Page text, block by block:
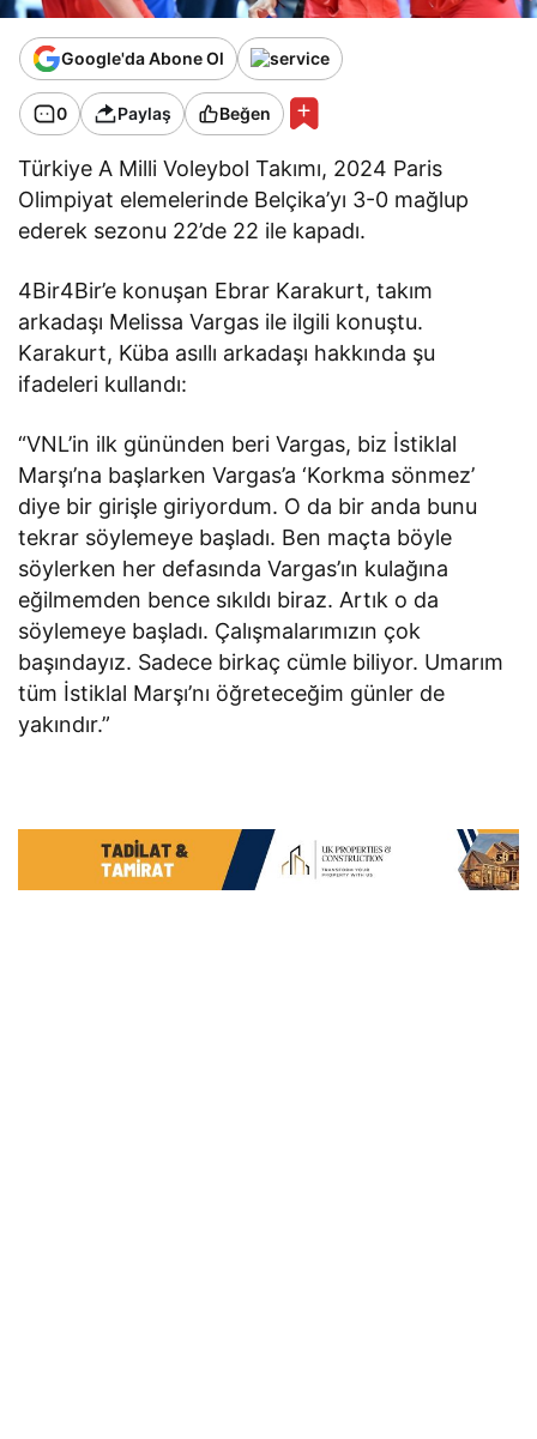
Google'da Abone Ol
0 Paylaş Beğen
Türkiye A Milli Voleybol Takımı, 2024 Paris
Olimpiyat elemelerinde Belçika’yı 3-0 mağlup
ederek sezonu 22’de 22 ile kapadı.
4Bir4Bir’e konuşan Ebrar Karakurt, takım
arkadaşı Melissa Vargas ile ilgili konuştu.
Karakurt, Küba asıllı arkadaşı hakkında şu
ifadeleri kullandı:
“VNL’in ilk gününden beri Vargas, biz İstiklal
Marşı’na başlarken Vargas’a ‘Korkma sönmez’
diye bir girişle giriyordum. O da bir anda bunu
tekrar söylemeye başladı. Ben maçta böyle
söylerken her defasında Vargas’ın kulağına
eğilmemden bence sıkıldı biraz. Artık o da
söylemeye başladı. Çalışmalarımızın çok
başındayız. Sadece birkaç cümle biliyor. Umarım
tüm İstiklal Marşı’nı öğreteceğim günler de
yakındır.”